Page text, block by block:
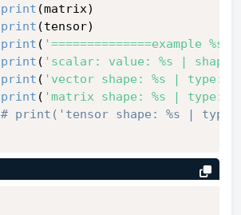
print (matrix)
print (tensor)
print ( '==============example %s
print ( 'scalar: value: %s |
print ( 'vector shape: %s | type:
print ( 'matrix shape: %s | type:
# print('tensor shape: %s | type: